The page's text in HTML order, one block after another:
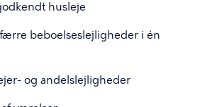
husleje
beboelseslejligheder i én
og andelslejligheder